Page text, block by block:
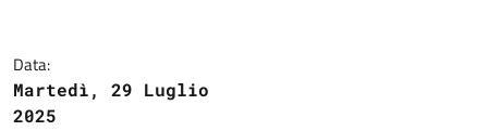
Data:
Martedì, 29 Luglio
2025